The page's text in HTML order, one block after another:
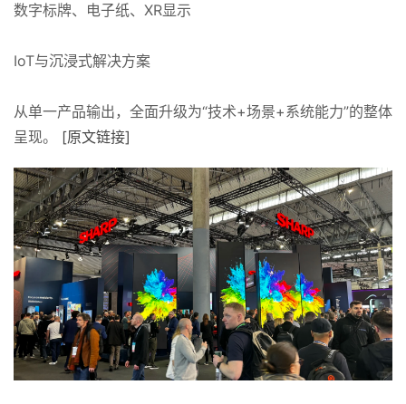
工
索
线
看
展
我
要
投
稿
登录
数字标牌、电子纸、XR显示
IoT与沉浸式解决方案
从单一产品输出，全面升级为“技术+场景+系统能力”的整体
呈现。 [原文链接]